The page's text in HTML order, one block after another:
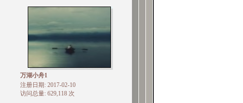
万湖小舟1
注册日期: 2017-02-10
访问总量: 629,118 次